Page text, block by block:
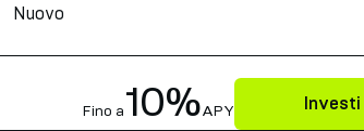
Nuovo
Fino a10%APY Investi